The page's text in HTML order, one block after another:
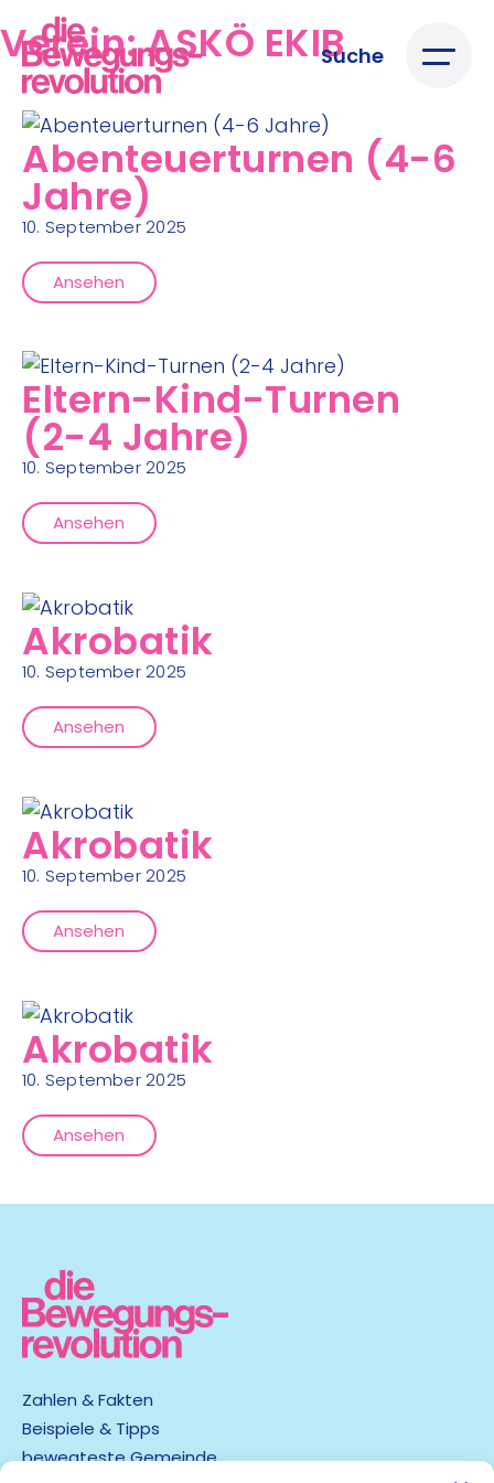
Suche
Verein:ASKÖ EKIB
Abenteuerturnen (4-6
Jahre)
10. September 2025
Ansehen
Eltern-Kind-Turnen
(2-4 Jahre)
10. September 2025
Ansehen
Akrobatik
10. September 2025
Ansehen
Akrobatik
10. September 2025
Ansehen
Akrobatik
10. September 2025
Ansehen
Zahlen & Fakten
Beispiele & Tipps
bewegteste Gemeinde